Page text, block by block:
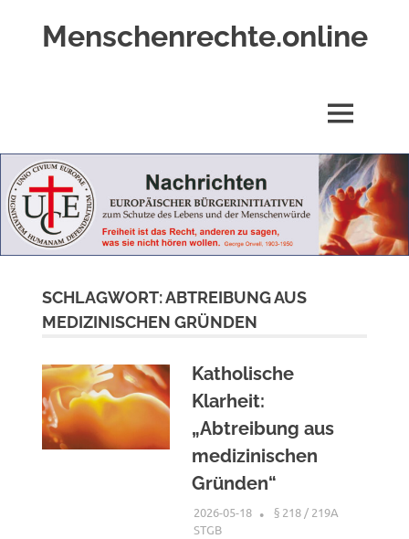
Menschenrechte.online
Geborene
wie
für
Ungeborene
MENÜ
SCHLAGWORT:ABTREIBUNG AUS
MEDIZINISCHEN GRÜNDEN
Katholische
Klarheit:
„Abtreibung aus
medizinischen
Gründen“
2026-05-18 XX
§ 218 / 219A
STGB